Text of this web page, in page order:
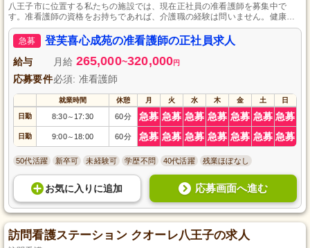
八王子市に位置する私たちの施設では、現在正社員の准看護師を募集中で
す。准看護師の資格をお持ちであれば、介護職の経験は問いません。健康管
理やバイタルチェック、病院への付き添いなど、看護業務全般をお任せしま
す。週休二日制で年間休日数110日と、メリハリをつけて働ける環境が整って
います。ご自身の資格を活かし、八王子市で新たなスタートを切ってみませ
んか。
急募 登芙喜心成苑の准看護師の正社員求人
給与 月給 265,000~320,000円
応募要件必須: 准看護師
就業時間 休憩 月 火 水 木 金 土 日
日勤 8:30～ 17:30 60分 急募 急募 急募 急募 急募 急募 急募
日勤 9:00～ 18:00 60分 急募 急募 急募 急募 急募 急募 急募
50代活躍 新卒可 未経験可 学歴不問 40代活躍 残業ほぼなし
お気に入り に追加 応募画面へ進む
訪問看護ステーション クオーレ八王子の求人